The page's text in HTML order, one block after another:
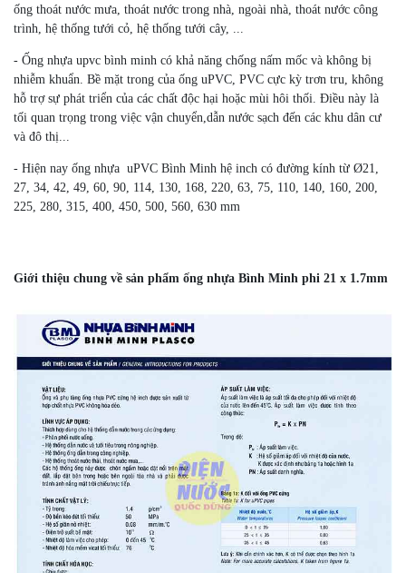
ống thoát nước mưa, thoát nước trong nhà, ngoài nhà, thoát nước công
trình, hệ thống tưới cỏ, hệ thống tưới cây, ...
- Ống nhựa upvc bình minh có khả năng chống nấm mốc và không bị
nhiễm khuẩn. Bề mặt trong của ống uPVC, PVC cực kỳ trơn tru, không
hỗ trợ sự phát triển của các chất độc hại hoặc mùi hôi thối. Điều này là
tối quan trọng trong việc vận chuyển,dẫn nước sạch đến các khu dân cư
và đô thị...
- Hiện nay ống nhựa uPVC Bình Minh hệ inch có đường kính từ Ø21,
27, 34, 42, 49, 60, 90, 114, 130, 168, 220, 63, 75, 110, 140, 160, 200,
225, 280, 315, 400, 450, 500, 560, 630 mm
Giới thiệu chung về sản phẩm ống nhựa Bình Minh phi 21 x 1.7mm